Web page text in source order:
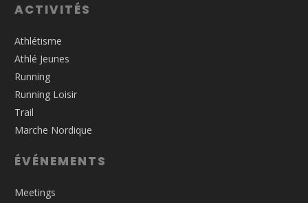
ACTIVITÉS
Athlétisme
Athlé Jeunes
Running
Running Loisir
Trail
Marche Nordique
ÉVÉNEMENTS
Meetings